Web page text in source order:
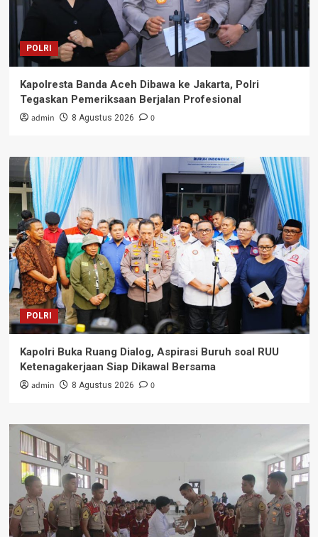
POLRI
Kapolresta Banda Aceh Dibawa ke Jakarta, Polri
Tegaskan Pemeriksaan Berjalan Profesional
admin 8 Agustus 2026 0
POLRI
Kapolri Buka Ruang Dialog, Aspirasi Buruh soal RUU
Ketenagakerjaan Siap Dikawal Bersama
admin 8 Agustus 2026 0